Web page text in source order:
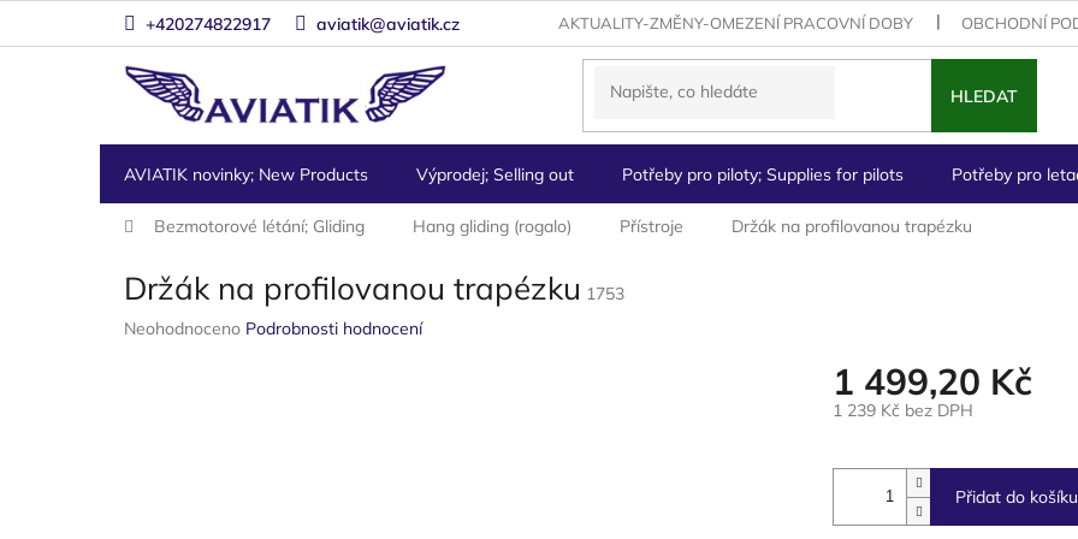
+420274822917 aviatik@aviatik.cz AKTUALITY-ZMĚNY-OMEZENÍ PRACOVNÍ DOBY OBCHODNÍ
HLEDAT
AVIATIK novinky; New Products Výprodej; Selling out Potřeby pro piloty; Supplies for pilots Potřeby pro
Bezmotorové létání; Gliding Hang gliding (rogalo) Přístroje Držák na profilovanou trapézku
Držák na profilovanou trapézku 1753
Průměrné
Neohodnoceno Podrobnosti hodnocení
1 499,20 Kč
1 239 Kč bez DPH
cena:
Přidat do košíku